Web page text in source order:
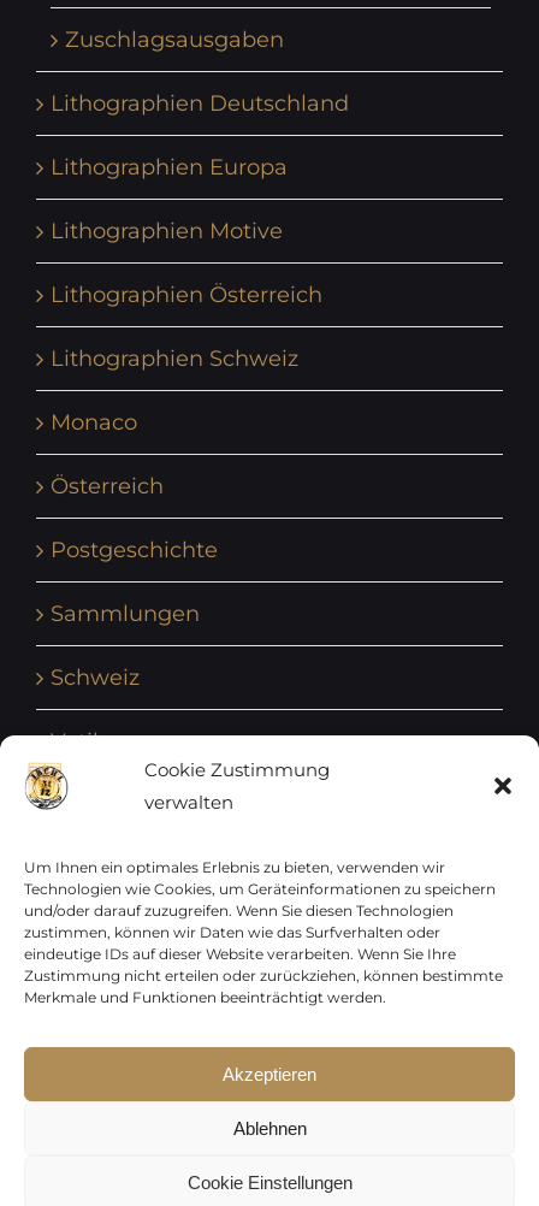
Cookie Zustimmung
verwalten
Um Ihnen ein optimales Erlebnis zu bieten, verwenden wir
Technologien wie Cookies, um Geräteinformationen zu speichern
und/oder darauf zuzugreifen. Wenn Sie diesen Technologien
zustimmen, können wir Daten wie das Surfverhalten oder
eindeutige IDs auf dieser Website verarbeiten. Wenn Sie Ihre
Zustimmung nicht erteilen oder zurückziehen, können bestimmte
Merkmale und Funktionen beeinträchtigt werden.
Akzeptieren
Ablehnen
Cookie Einstellungen
Zuschlagsausgaben
Lithographien Deutschland
Lithographien Europa
Lithographien Motive
Lithographien Österreich
Lithographien Schweiz
Monaco
Österreich
Postgeschichte
Sammlungen
Schweiz
Vatikan
Vereinte Nationen
Vorphilatelie
Zensurbelege Österreich
Zensurbelege Schweiz
|Datenschutz|Kontakt